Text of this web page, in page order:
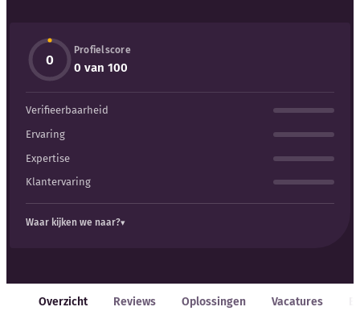
Externe bronnen
Woordenboek
Auteurs
0
Profielscore
0 van 100
Verifieerbaarheid
Ervaring
Expertise
Klantervaring
Waar kijken we naar?
Overzicht Reviews Oplossingen Vacatures